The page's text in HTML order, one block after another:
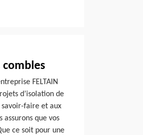
combles
FELTAIN
d’isolation de
faire et aux
assurons que vos
ce soit pour une